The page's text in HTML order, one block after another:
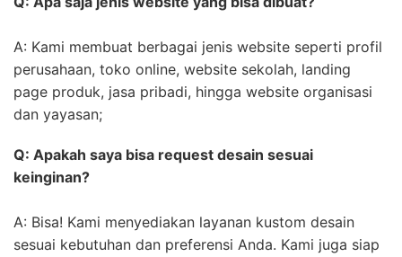
A: Kami membuat berbagai jenis website seperti profil
perusahaan, toko online, website sekolah, landing
page produk, jasa pribadi, hingga website organisasi
dan yayasan;
Q: Apakah saya bisa request desain sesuai
keinginan?
A: Bisa! Kami menyediakan layanan kustom desain
sesuai kebutuhan dan preferensi Anda. Kami juga siap